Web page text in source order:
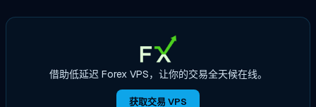
借助低延迟 Forex VPS，让你的交易全天候在线。
获取交易 VPS